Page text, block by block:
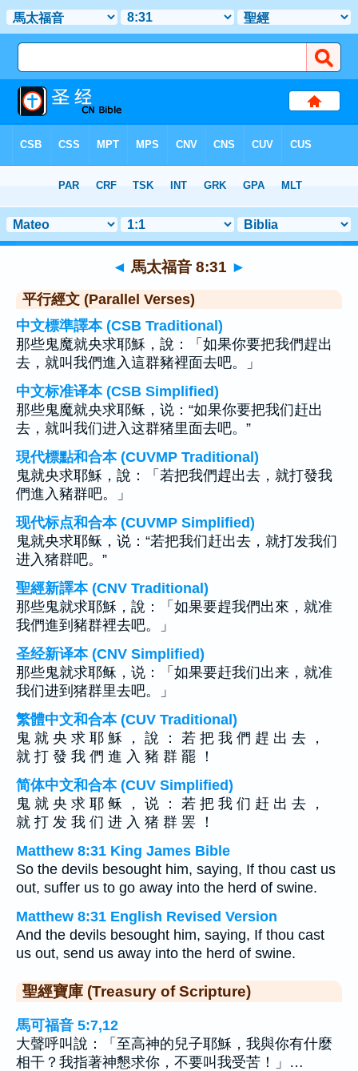
> 聖經金句 31
◄ 馬太福音 8:31 ►
平行經文 (Parallel Verses)
中文標準譯本 (CSB Traditional)
那些鬼魔就央求耶穌，說：「如果你要把我們趕出
去，就叫我們進入這群豬裡面去吧。」
中文标准译本 (CSB Simplified)
那些鬼魔就央求耶稣，说：“如果你要把我们赶出
去，就叫我们进入这群猪里面去吧。”
現代標點和合本 (CUVMP Traditional)
鬼就央求耶穌，說：「若把我們趕出去，就打發我
們進入豬群吧。」
现代标点和合本 (CUVMP Simplified)
鬼就央求耶稣，说：“若把我们赶出去，就打发我们
进入猪群吧。”
聖經新譯本 (CNV Traditional)
那些鬼就求耶穌，說：「如果要趕我們出來，就准
我們進到豬群裡去吧。」
圣经新译本 (CNV Simplified)
那些鬼就求耶稣，说：「如果要赶我们出来，就准
我们进到猪群里去吧。」
繁體中文和合本 (CUV Traditional)
鬼 就 央 求 耶 穌 ， 說 ： 若 把 我 們 趕 出 去 ，
就 打 發 我 們 進 入 豬 群 罷 ！
简体中文和合本 (CUV Simplified)
鬼 就 央 求 耶 稣 ， 说 ： 若 把 我 们 赶 出 去 ，
就 打 发 我 们 进 入 猪 群 罢 ！
Matthew 8:31 King James Bible
So the devils besought him, saying, If thou cast us
out, suffer us to go away into the herd of swine.
Matthew 8:31 English Revised Version
And the devils besought him, saying, If thou cast
us out, send us away into the herd of swine.
聖經寶庫 (Treasury of Scripture)
馬可福音 5:7,12
大聲呼叫說：「至高神的兒子耶穌，我與你有什麼
相干？我指著神懇求你，不要叫我受苦！」…